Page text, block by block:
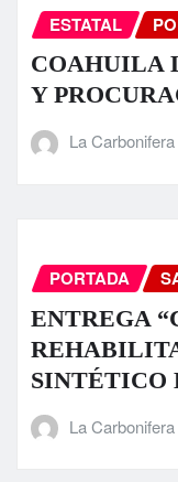
ESTATAL
COAHUILA
Y
La Carbonifera
PORTADA
ENTREGA
SINTÉTICO
La Carbonifera